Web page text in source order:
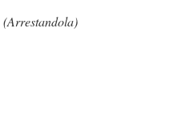
(Arrestandola)